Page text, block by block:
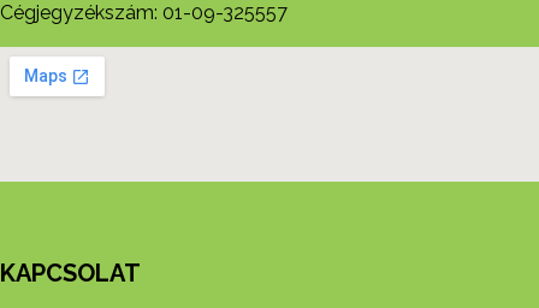
Cégjegyzékszám: 01-09-325557
KAPCSOLAT